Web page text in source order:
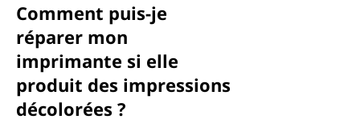
Comment puis-je
réparer mon
imprimante si elle
produit des impressions
décolorées ?